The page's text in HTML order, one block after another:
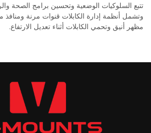
تتبع السلوكيات الوضعية وتحسين برامج الصحة
وتشمل أنظمة إدارة الكابلات قنوات مرنة
مظهر أنيق وتحمي الكابلات أثناء تعديل الارتفاع.